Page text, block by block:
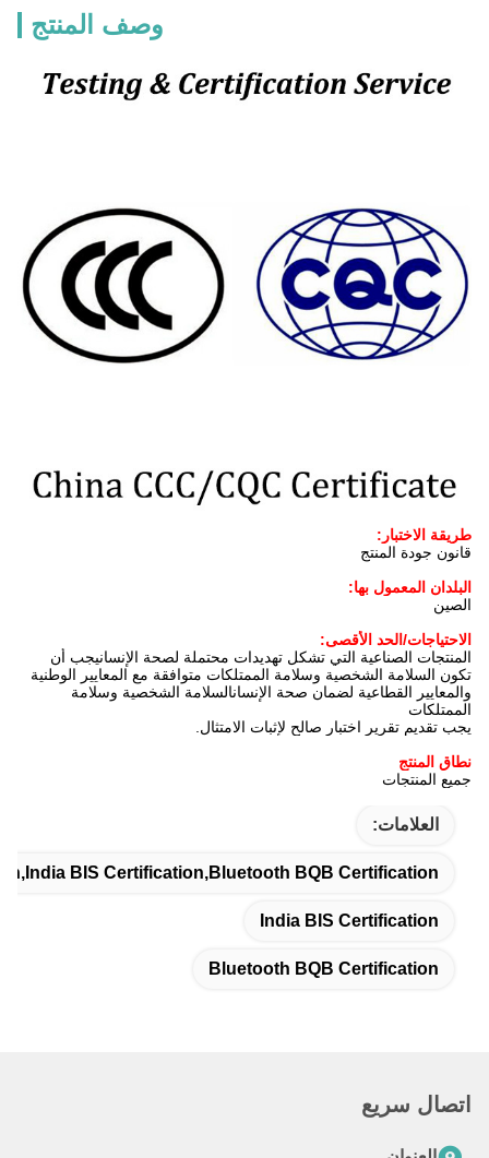
وصف المنتج
طريقة الاختبار:
قانون جودة المنتج
البلدان المعمول بها:
الصين
الاحتياجات/الحد الأقصى:
المنتجات الصناعية التي تشكل تهديدات محتملة لصحة الإنسانيجب أن
تكون السلامة الشخصية وسلامة الممتلكات متوافقة مع المعايير الوطنية
والمعايير القطاعية لضمان صحة الإنسانالسلامة الشخصية وسلامة
الممتلكات
يجب تقديم تقرير اختبار صالح لإثبات الامتثال.
نطاق المنتج
جميع المنتجات
العلامات:
BIS Certification,Bluetooth BQB Certification
India BIS Certification
Bluetooth BQB Certification
اتصال سريع